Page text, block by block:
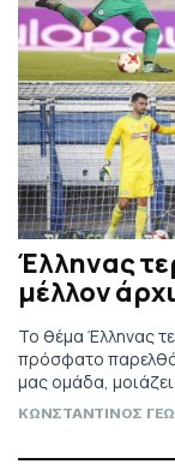
Έλληνας
μέλλον
Το θέμα Έλληνας
πρόσφατο
μας ομάδα, μοιάζει
ΚΩΝΣΤΑΝΤΙΝΟΣ